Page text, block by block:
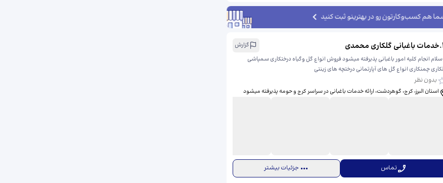
هم کسب‌وکارتون رو در بهترینو ثبت کنید
.خدمات باغبانی گلکاری محمدی
گزارش
سلام انجام کلیه امور باغبانی پذیرفته میشود فروش انواع گل وگیاه درختکاری سمپاشی
چمنکاری انواع گل های آپارتمانی درختچه های زینتی
بدون نظر
استان البرز، کرج، گوهردشت، ​ارائه خدمات باغبانی در سراسر کرج و حومه پذیرفته میشود
تماس جزئیات بیشتر